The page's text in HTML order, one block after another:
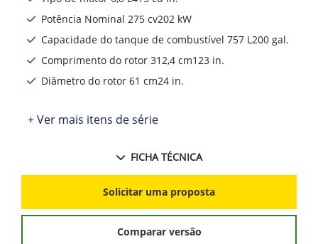
Potência Nominal 275 cv202 kW
Capacidade do tanque de combustível 757 L200 gal.
Comprimento do rotor 312,4 cm123 in.
Diâmetro do rotor 61 cm24 in.
+ Ver mais itens de série
FICHA TÉCNICA
Solicitar uma proposta
Comparar versão